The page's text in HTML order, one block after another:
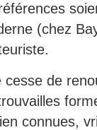
(chez
de
connues,